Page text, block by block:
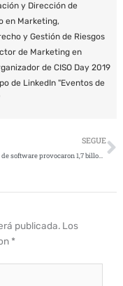
y Dirección de
en Marketing,
y Gestión de Riesgos
de Marketing en
de CISO Day 2019
de LinkedIn "Eventos de
SEGUE
Los errores de software provocaron 1,7 billones de dólares en pérdidas en 2017
publicada. Los
*